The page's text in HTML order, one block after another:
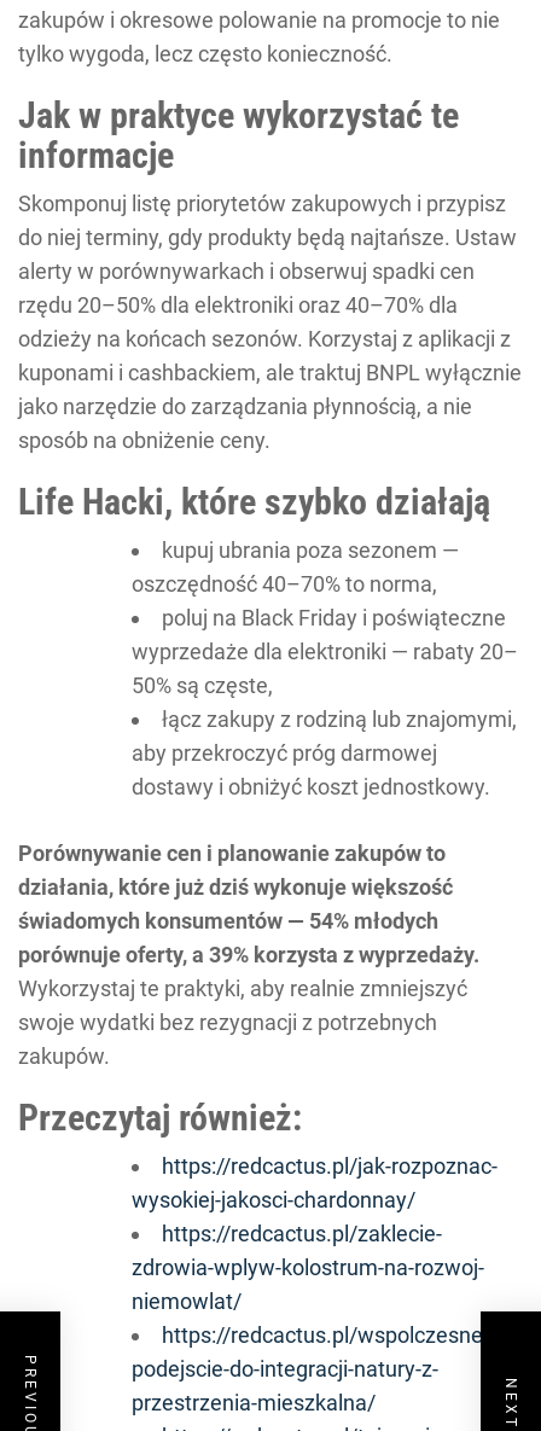
zakupów i okresowe polowanie na promocje to nie
tylko wygoda, lecz często konieczność.
Jak w praktyce wykorzystać te
informacje
Skomponuj listę priorytetów zakupowych i przypisz
do niej terminy, gdy produkty będą najtańsze. Ustaw
alerty w porównywarkach i obserwuj spadki cen
rzędu 20–50% dla elektroniki oraz 40–70% dla
odzieży na końcach sezonów. Korzystaj z aplikacji z
kuponami i cashbackiem, ale traktuj BNPL wyłącznie
jako narzędzie do zarządzania płynnością, a nie
sposób na obniżenie ceny.
Life Hacki, które szybko działają
kupuj ubrania poza sezonem —
oszczędność 40–70% to norma,
poluj na Black Friday i poświąteczne
wyprzedaże dla elektroniki — rabaty 20–
50% są częste,
łącz zakupy z rodziną lub znajomymi,
aby przekroczyć próg darmowej
dostawy i obniżyć koszt jednostkowy.
Porównywanie cen i planowanie zakupów to
działania, które już dziś wykonuje większość
świadomych konsumentów — 54% młodych
porównuje oferty, a 39% korzysta z wyprzedaży.
Wykorzystaj te praktyki, aby realnie zmniejszyć
swoje wydatki bez rezygnacji z potrzebnych
zakupów.
Przeczytaj również:
https://redcactus.pl/jak-rozpoznac-
wysokiej-jakosci-chardonnay/
https://redcactus.pl/zaklecie-
zdrowia-wplyw-kolostrum-na-rozwoj-
niemowlat/
https://redcactus.pl/wspolczesne-
podejscie-do-integracji-natury-z-
przestrzenia-mieszkalna/